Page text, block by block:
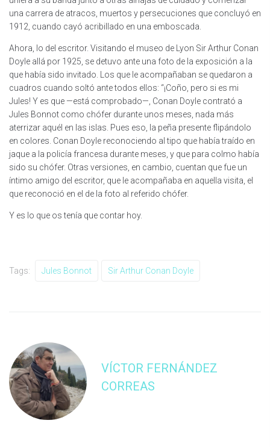
una carrera de atracos, muertos y persecuciones que concluyó en
1912, cuando cayó acribillado en una emboscada.
Ahora, lo del escritor. Visitando el museo de Lyon Sir Arthur Conan
Doyle allá por 1925, se detuvo ante una foto de la exposición a la
que había sido invitado. Los que le acompañaban se quedaron a
cuadros cuando soltó ante todos ellos: “¡Coño, pero si es mi
Jules! Y es que —está comprobado—, Conan Doyle contrató a
Jules Bonnot como chófer durante unos meses, nada más
aterrizar aquél en las islas. Pues eso, la peña presente flipándolo
en colores. Conan Doyle reconociendo al tipo que había traído en
jaque a la policía francesa durante meses, y que para colmo había
sido su chófer. Otras versiones, en cambio, cuentan que fue un
íntimo amigo del escritor, que le acompañaba en aquella visita, el
que reconoció en el de la foto al referido chófer.
Y es lo que os tenía que contar hoy.
Tags: Jules Bonnot Sir Arthur Conan Doyle
VÍCTOR FERNÁNDEZ
CORREAS